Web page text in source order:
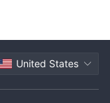
United States